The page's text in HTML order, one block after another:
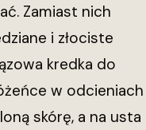
Zamiast nich
i złociste
kredka do
w odcieniach
skórę, a na usta